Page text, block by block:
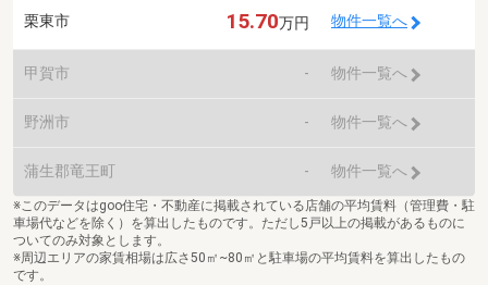
栗東市 15.70万円 物件一覧へ
甲賀市 - 物件一覧へ
野洲市 - 物件一覧へ
蒲生郡竜王町 - 物件一覧へ
※このデータはgoo住宅・不動産に掲載されている店舗の平均賃料（管理費・駐
車場代などを除く）を算出したものです。ただし5戸以上の掲載があるものに
ついてのみ対象とします。
※周辺エリアの家賃相場は広さ50㎡~80㎡と駐車場の平均賃料を算出したもの
です。